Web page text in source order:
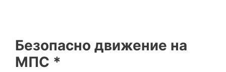
Безопасно движение на
МПС *